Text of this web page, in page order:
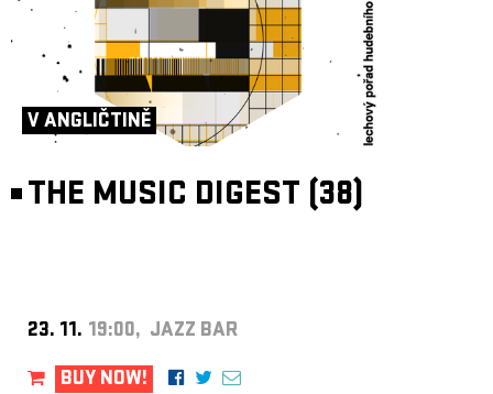
V ANGLIČTINĚ
THE MUSIC DIGEST (38)
23. 11. 19:00, JAZZ BAR
BUY NOW!